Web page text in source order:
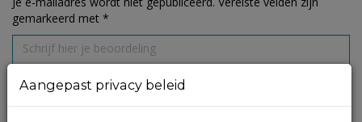
gemarkeerd met *
Aangepast privacy beleid